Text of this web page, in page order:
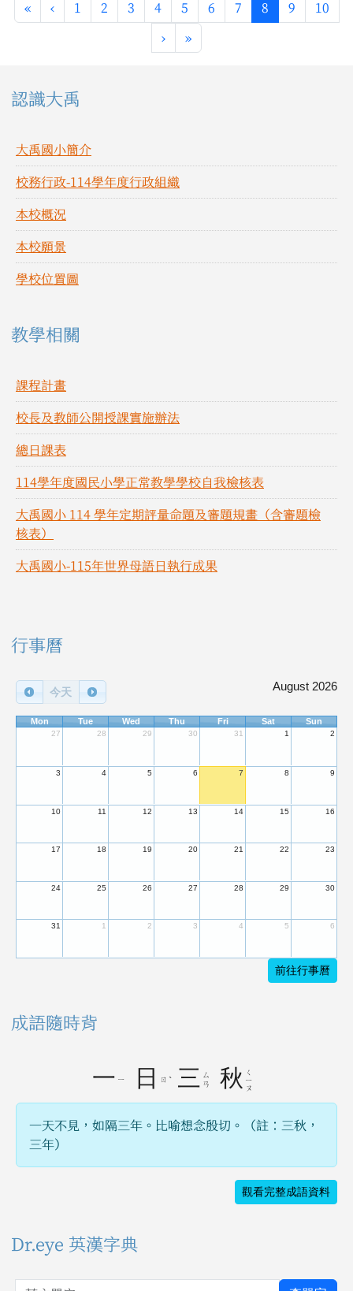
«第一頁
‹上一頁
1 2 3 4 5 6 7 8(目前頁次)
9 10
›下一頁
»最後頁
左邊區域內容
認識大禹
大禹國小簡介
校務行政-114學年度行政組織
本校概況
本校願景
學校位置圖
教學相關
課程計畫
校長及教師公開授課實施辦法
總日課表
114學年度國民小學正常教學學校自我檢核表
大禹國小 114 學年定期評量命題及審題規畫（含審題檢
核表）
大禹國小-115年世界母語日執行成果
右邊區域內容
行事曆
今天 August 2026
Mon Tue Wed Thu Fri Sat Sun
27 28 29 30 31 1 2
3 4 5 6 7 8 9
10 11 12 13 14 15 16
17 18 19 20 21 22 23
24 25 26 27 28 29 30
31 1 2 3 4 5 6
前往行事曆
成語隨時背
一 ㄧ 日 ㄖ ˋ 三 ㄙ
ㄢ
秋
ㄑ
ㄧ
ㄡ
一天不見，如隔三年。比喻想念殷切。（註：三秋，
三年）
觀看完整成語資料
Dr.eye 英漢字典
英文單字